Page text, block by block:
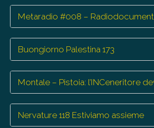
Metaradio #008 –
Buongiorno Palestina 173
Montale – Pistoia: l’INCeneritore
Nervature 118 Estiviamo assieme